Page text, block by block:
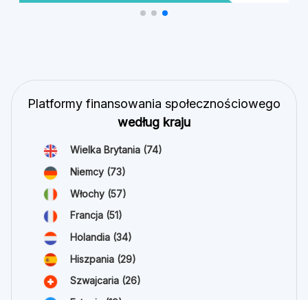
Platformy finansowania społecznościowego
według kraju
Wielka Brytania (74)
Niemcy (73)
Włochy (57)
Francja (51)
Holandia (34)
Hiszpania (29)
Szwajcaria (26)